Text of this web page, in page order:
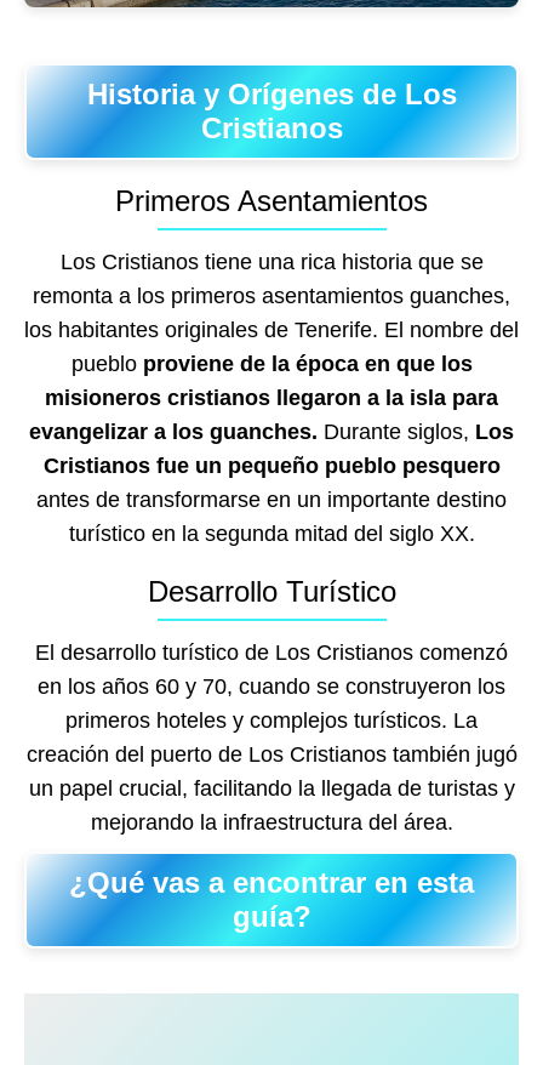
Historia y Orígenes de Los
Cristianos
Primeros Asentamientos
Los Cristianos tiene una rica historia que se
remonta a los primeros asentamientos guanches,
los habitantes originales de Tenerife. El nombre del
puebloproviene de la época en que los
misioneros cristianos llegaron a la isla para
evangelizar a los guanches. Durante siglos, Los
Cristianos fue un pequeño pueblo pesquero
antes de transformarse en un importante destino
turístico en la segunda mitad del siglo XX.
Desarrollo Turístico
El desarrollo turístico de Los Cristianos comenzó
en los años 60 y 70, cuando se construyeron los
primeros hoteles y complejos turísticos. La
creación del puerto de Los Cristianos también jugó
un papel crucial, facilitando la llegada de turistas y
mejorando la infraestructura del área.
¿Qué vas a encontrar en esta
guía?